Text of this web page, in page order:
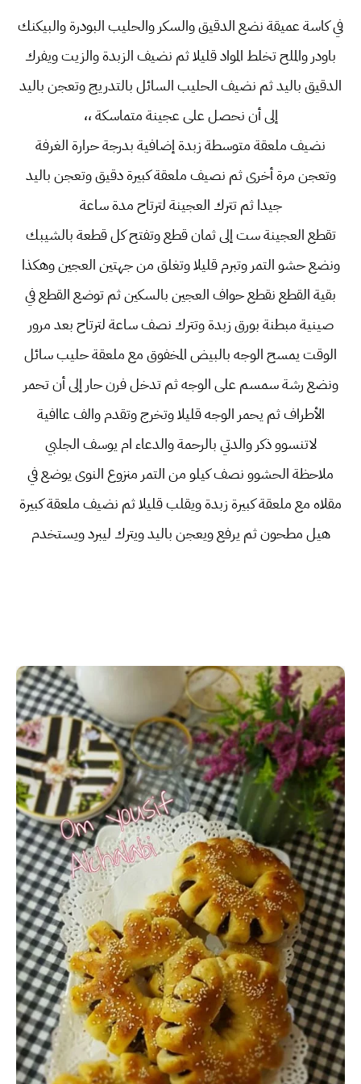
في كاسة عميقة نضع الدقيق والسكر والحليب البودرة والبيكنك
باودر والملح تخلط المواد قليلا ثم نضيف الزبدة والزيت ويفرك
الدقيق باليد ثم نضيف الحليب السائل بالتدريج وتعجن باليد
إلى أن نحصل على عجينة متماسكة ،،
نضيف ملعقة متوسطة زبدة إضافية بدرجة حرارة الغرفة
وتعجن مرة أخرى ثم نصيف ملعقة كبيرة دقيق وتعجن باليد
جيدا ثم تترك العجينة لترتاح مدة ساعة
تقطع العجينة ست إلى ثمان قطع وتفتح كل قطعة بالشيبك
ونضع حشو التمر وتبرم قليلا وتغلق من جهتين العجين وهكذا
بقية القطع نقطع حواف العجين بالسكين ثم توضع القطع في
صينية مبطنة بورق زبدة وتترك نصف ساعة لترتاح بعد مرور
الوقت يمسح الوجه بالبيض المخفوق مع ملعقة حليب سائل
ونضع رشة سمسم على الوجه ثم تدخل فرن حار إلى أن تحمر
الأطراف ثم يحمر الوجه قليلا وتخرج وتقدم والف عاافية
لاتنسوو ذكر والدتي بالرحمة والدعاء ام يوسف الجلبي
ملاحظة الحشوو نصف كيلو من التمر منزوع النوى يوضع في
مقلاه مع ملعقة كبيرة زبدة ويقلب قليلا ثم نضيف ملعقة كبيرة
هيل مطحون ثم يرفع ويعجن باليد ويترك ليبرد ويستخدم